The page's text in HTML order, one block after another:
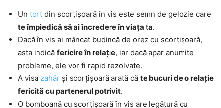
Un tort din scorțișoară în vis este semn de gelozie care
te împiedică să ai încredere în viața ta.
Dacă în vis ai mâncat budincă de orez cu scorțișoară,
asta indică fericire în relație, iar dacă apar anumite
probleme, ele vor fi rapid rezolvate.
A visa zahăr și scorțișoară arată că te bucuri de o relație
fericită cu partenerul potrivit.
O bomboană cu scorțișoară în vis are legătură cu